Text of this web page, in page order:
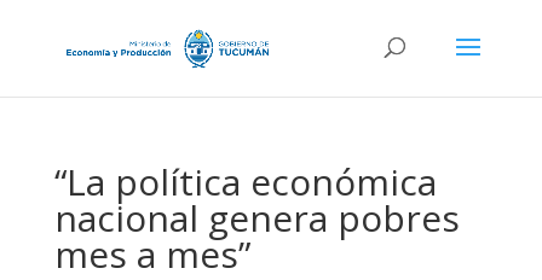
“La política económica
nacional genera pobres
mes a mes”